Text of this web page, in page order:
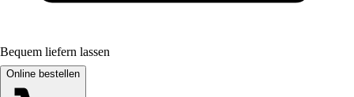
Bequem liefern lassen
Online bestellen